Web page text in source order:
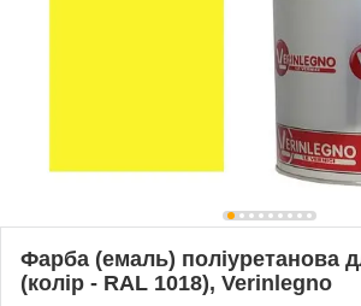
Фарба (емаль) поліуретанова
(колір - RAL 1018), Verinlegno